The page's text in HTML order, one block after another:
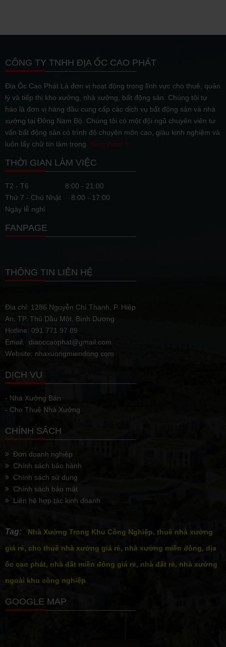
CÔNG TY TNHH ĐỊA ỐC CAO PHÁT
Địa Ốc Cao Phát Là đơn vị hoạt động trong lĩnh vực cho thuê, quản
lý và tiếp thị kho xưởng, nhà xưởng, bất động sản. Chúng tôi tự
hào là đơn vị hàng đầu cung cấp các dịch vụ bất động sản và nhà
xưởng tại Đông Nam Bộ. Chúng tôi có một đội ngũ chuyên viên tư
vấn bất động sản có trình độ chuyên môn cao, giàu kinh nghiệm và
luôn lấy chữ tín làm trọng Xem thêm
THỜI GIAN LÀM VIỆC
T2 - T6
8:00 - 21:00
Thứ 7 - Chủ Nhật
8:00 - 17:00
Ngày lễ nghỉ
FANPAGE
THÔNG TIN LIÊN HỆ
Địa chỉ: 1286 Nguyễn Chí Thanh, P. Hiệp
An, TP. Thủ Dầu Một, Bình Dương
Hotline: 091 771 97 89
Email: diaoccaophat@gmail.com
Website: nhaxuongmiendong.com
DỊCH VỤ
- Nhà Xưởng Bán
- Cho Thuê Nhà Xưởng
CHÍNH SÁCH
Đơn doanh nghiệp
Chính sách bảo hành
Chính sách sử dụng
Chính sách bảo mật
Liên hệ hợp tác kinh doanh
Tag:
Nhà Xưởng Trong Khu Công Nghiệp, thuê nhà xưởng
giá rẻ, cho thuê nhà xưởng giá rẻ, nhà xưởng miền đông, dịa
ốc cao phát, nhà đất miền đông giá rẻ, nhà đất rẻ, nhà xưởng
ngoài khu công nghiệp
GOOGLE MAP